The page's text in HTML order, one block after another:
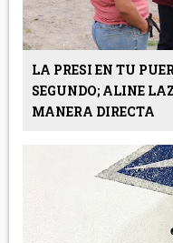
LA PRESI EN TU
SEGUNDO; ALINE
MANERA DIRECTA